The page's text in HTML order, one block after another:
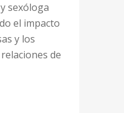
sexóloga
el impacto
y los
de